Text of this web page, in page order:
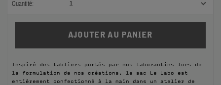
ODDITIES
ÉCHANTILLONS
Quantité: 1
Inspiré des tabliers portés par nos laborantins lors de
la formulation de nos créations, le sac Le Labo est
entièrement confectionné à la main dans un atelier de